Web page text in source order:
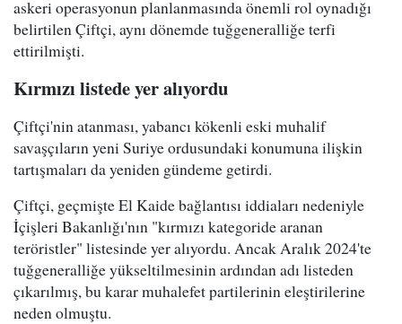
askeri operasyonun planlanmasında önemli rol oynadığı
belirtilen Çiftçi, aynı dönemde tuğgeneralliğe terfi
ettirilmişti.
Kırmızı listede yer alıyordu
Çiftçi'nin atanması, yabancı kökenli eski muhalif
savaşçıların yeni Suriye ordusundaki konumuna ilişkin
tartışmaları da yeniden gündeme getirdi.
Çiftçi, geçmişte El Kaide bağlantısı iddiaları nedeniyle
İçişleri Bakanlığı'nın "kırmızı kategoride aranan
teröristler" listesinde yer alıyordu. Ancak Aralık 2024'te
tuğgeneralliğe yükseltilmesinin ardından adı listeden
çıkarılmış, bu karar muhalefet partilerinin eleştirilerine
neden olmuştu.